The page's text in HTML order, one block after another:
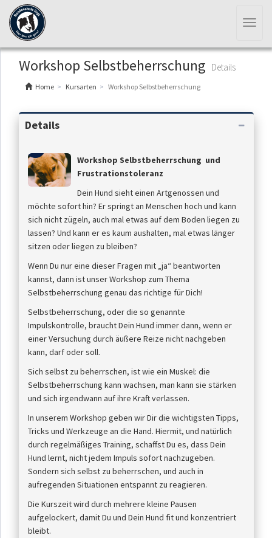
Workshop Selbstbeherrschung Details
Home Kursarten Workshop Selbstbeherrschung
Details
Workshop Selbstbeherrschung und
Frustrationstoleranz
Dein Hund sieht einen Artgenossen und
möchte sofort hin? Er springt an Menschen hoch und kann
sich nicht zügeln, auch mal etwas auf dem Boden liegen zu
lassen? Und kann er es kaum aushalten, mal etwas länger
sitzen oder liegen zu bleiben?
Wenn Du nur eine dieser Fragen mit „ja“ beantworten
kannst, dann ist unser Workshop zum Thema
Selbstbeherrschung genau das richtige für Dich!
Selbstbeherrschung, oder die so genannte
Impulskontrolle, braucht Dein Hund immer dann, wenn er
einer Versuchung durch äußere Reize nicht nachgeben
kann, darf oder soll.
Sich selbst zu beherrschen, ist wie ein Muskel: die
Selbstbeherrschung kann wachsen, man kann sie stärken
und sich irgendwann auf ihre Kraft verlassen.
In unserem Workshop geben wir Dir die wichtigsten Tipps,
Tricks und Werkzeuge an die Hand. Hiermit, und natürlich
durch regelmäßiges Training, schaffst Du es, dass Dein
Hund lernt, nicht jedem Impuls sofort nachzugeben.
Sondern sich selbst zu beherrschen, und auch in
aufregenden Situationen entspannt zu reagieren.
Die Kurszeit wird durch mehrere kleine Pausen
aufgelockert, damit Du und Dein Hund fit und konzentriert
bleibt.